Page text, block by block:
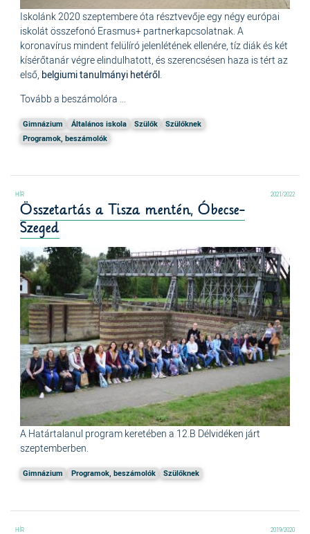
Iskolánk 2020 szeptembere óta résztvevője egy négy európai
iskolát összefonó Erasmus+ partnerkapcsolatnak. A
koronavírus mindent felülíró jelenlétének ellenére, tíz diák és két
kísérőtanár végre elindulhatott, és szerencsésen haza is tért az
első, belgiumi tanulmányi hetéről
Tovább a beszámolóra ...
Gimnázium Általános iskola Szülők
Szülőknek
Programok, beszámolók
2021/2022
Összetartás a Tisza mentén, Óbecse-
Szeged
A Határtalanul program keretében a 12.B Délvidéken járt
szeptemberben.
Gimnázium Programok, beszámolók Szülőknek
2019/2020